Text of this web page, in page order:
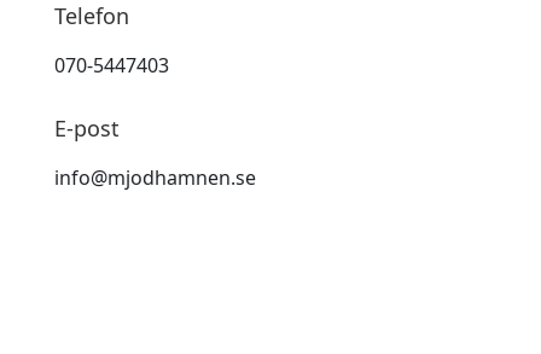
Telefon
070-5447403
E-post
info@mjodhamnen.se